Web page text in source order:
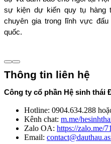
sự kiện dự kiến quy tụ hàng
chuyên gia trong lĩnh vực
quốc.
Thông tin liên hệ
Công ty cổ phần Hệ sinh thái
Hotline: 0904.634.288
Kênh chat: m.me/
Zalo OA: https://zalo.me/
Email: